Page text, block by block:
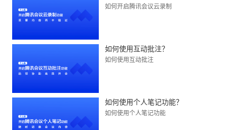
如何开启腾讯会议云录制
如何使用互动批注？
如何使用互动批注
如何使用个人笔记功能？
如何使用个人笔记功能